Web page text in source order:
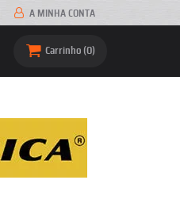
A MINHA CONTA
Carrinho 0